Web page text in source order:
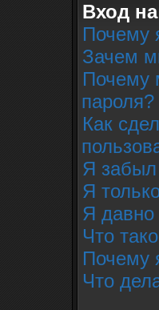
Вход
Почему
Зачем
Почему
пароля?
Как
Я забыл
Я
Я давно
Что
Почему
Что